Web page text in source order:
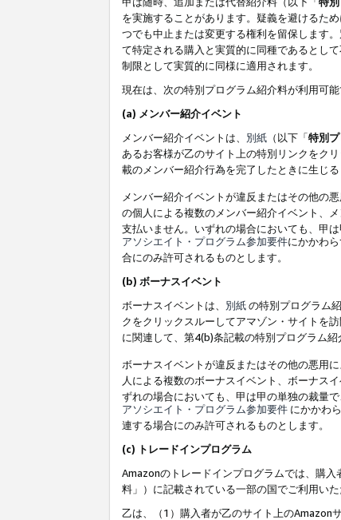
を実施することがあります。疑義を避けるた
つでも中止または変更する権利を留保します
て特定される購入と実質的に同種であるとし
制限として実質的に同様に適用されます。
現在は、次の特別プログラム紹介料が利用可能
(a) メンバー紹介イベント
メンバー紹介イベントは、 別紙 （以下「特別
あるお客様が乙のサイト上の特別リンクをク
載のメンバー紹介行為を完了したときに生じる
メンバー紹介イベントが違反またはその他の
の個人による複数のメンバー紹介イベント、
支払いません。いずれの場合においても、甲
アソシエイト・プログラム参加要件にかかわら
合にのみ許可されるものとします。
(b) ボーナスイベント
ボーナスイベントは、 別紙の特別プログラム
クをクリックスルーしてアマゾン・サイトを
に関連して、第4(b)条記載の特別プログラム紹
ボーナスイベントが違反またはその他の悪用
人による複数のボーナスイベント、ボーナス
ずれの場合においても、甲は甲の単独の裁量
アソシエイト・プログラム参加要件 にかかわら
連する場合にのみ許可されるものとします。
(c) トレードインプログラム
Amazonのトレードインプログラムでは、購
料」）に記載されている一部の国でご利用いた
乙は、（1）購入者が乙のサイト上のAmazon